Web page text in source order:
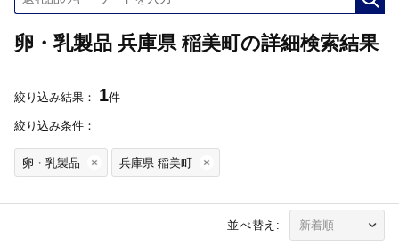
卵・乳製品 兵庫県 稲美町の詳細検索結果
絞り込み結果： 1件
絞り込み条件：
卵・乳製品 兵庫県 稲美町
並べ替え: